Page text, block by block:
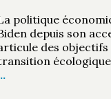
politique
depuis son
des